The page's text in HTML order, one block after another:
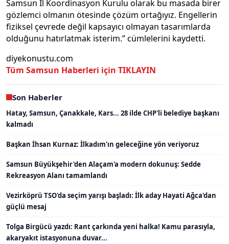
Samsun İl Koordinasyon Kurulu olarak bu masada birer
gözlemci olmanın ötesinde çözüm ortağıyız. Engellerin
fiziksel çevrede değil kapsayıcı olmayan tasarımlarda
olduğunu hatırlatmak isterim.” cümlelerini kaydetti.
diyekonustu.com
Tüm Samsun Haberleri için TIKLAYIN
Son Haberler
Hatay, Samsun, Çanakkale, Kars... 28 ilde CHP'li belediye başkanı
kalmadı
Başkan İhsan Kurnaz: İlkadım'ın geleceğine yön veriyoruz
Samsun Büyükşehir'den Alaçam'a modern dokunuş: Sedde
Rekreasyon Alanı tamamlandı
Vezirköprü TSO'da seçim yarışı başladı: İlk aday Hayati Ağca'dan
güçlü mesaj
Tolga Birgücü yazdı: Rant çarkında yeni halka! Kamu parasıyla,
akaryakıt istasyonuna duvar...